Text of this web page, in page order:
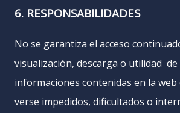
6. RESPONSABILIDADES
No se garantiza el acceso
visualización, descarga o utilidad
informaciones contenidas en la web
verse impedidos, dificultados o